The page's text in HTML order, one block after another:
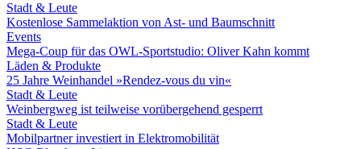
Stadt & Leute
Kostenlose Sammelaktion von Ast- und Baumschnitt
Events
Mega-Coup für das OWL-Sportstudio: Oliver Kahn kommt
Läden & Produkte
25 Jahre Weinhandel »Rendez-vous du vin«
Stadt & Leute
Weinbergweg ist teilweise vorübergehend gesperrt
Stadt & Leute
Mobilpartner investiert in Elektromobilität